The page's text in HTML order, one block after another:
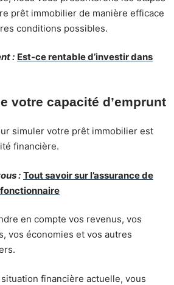
prêt immobilier de manière efficace
conditions possibles.
: Est-ce rentable d’investir dans
votre capacité d’emprunt
simuler votre prêt immobilier est
financière.
: Tout savoir sur l’assurance de
en compte vos revenus, vos
vos économies et vos autres
financière actuelle, vous